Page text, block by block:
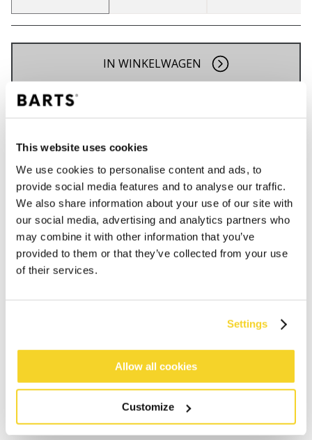
This website uses cookies
We use cookies to personalise content and ads, to
provide social media features and to analyse our traffic.
We also share information about your use of our site with
our social media, advertising and analytics partners who
may combine it with other information that you’ve
provided to them or that they’ve collected from your use
of their services.
Settings
Allow all cookies
Customize
IN WINKELWAGEN
Gratis verzending voor orders boven € 50,- binnen
Binnen 30 dagen retourneren
BESCHRIJVING
Gebreide handschoenen voor heren
Met fleece gevoerd
Perfect te combineren met de Wyoni Beanie en
MATERIAAL EN DETAILS